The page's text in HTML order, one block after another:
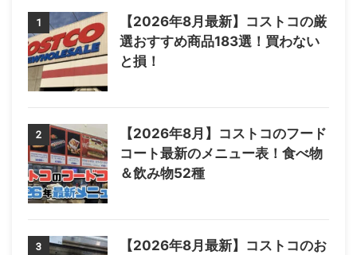
1
【2026年8月最新】コストコの厳
選おすすめ商品183選！買わない
と損！
2
【2026年8月】コストコのフード
コート最新のメニュー表！食べ物
＆飲み物52種
3
【2026年8月最新】コストコのお